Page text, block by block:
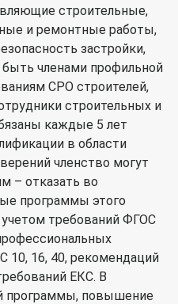
строительные,
и ремонтные работы,
застройки,
членами профильной
СРО строителей,
строительных и
каждые 5 лет
в области
членство могут
– отказать во
программы этого
требований ФГОС
10, 16, 40, рекомендаций
ЕКС. В
программы, повышение